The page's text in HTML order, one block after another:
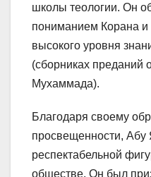
школы теологии. Он
пониманием Корана и
высокого уровня
(сборниках преданий
Мухаммада).
Благодаря своему
просвещенности, Абу
респектабельной
обществе. Он был